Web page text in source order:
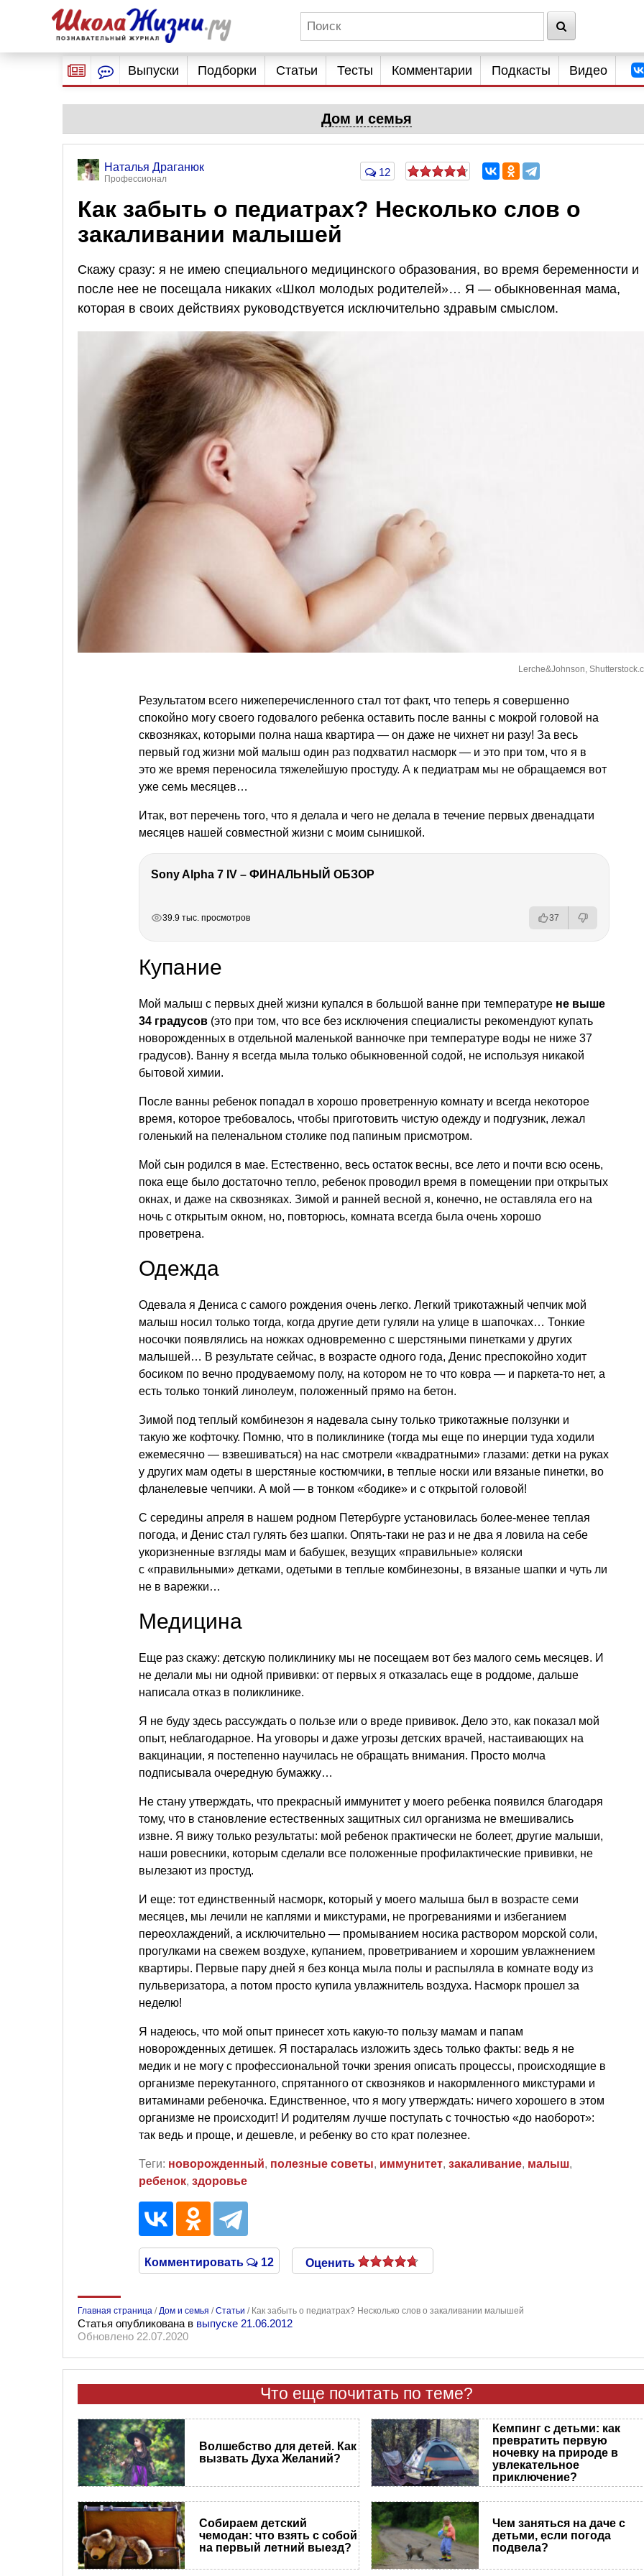
Выпуски Подборки Статьи Тесты Комментарии Подкасты Видео
Дом и семья
Наталья Драганюк
Профессионал
12
Как забыть о педиатрах? Несколько слов о
закаливании малышей
Скажу сразу: я не имею специального медицинского образования, во время беременности и
после нее не посещала никаких «Школ молодых родителей»… Я — обыкновенная мама,
которая в своих действиях руководствуется исключительно здравым смыслом.
Lerche&Johnson,
Результатом всего нижеперечисленного стал тот факт, что теперь я совершенно
спокойно могу своего годовалого ребенка оставить после ванны с мокрой головой на
сквозняках, которыми полна наша квартира — он даже не чихнет ни разу! За весь
первый год жизни мой малыш один раз подхватил насморк — и это при том, что я в
это же время переносила тяжелейшую простуду. А к педиатрам мы не обращаемся вот
уже семь месяцев…
Итак, вот перечень того, что я делала и чего не делала в течение первых двенадцати
месяцев нашей совместной жизни с моим сынишкой.
Sony Alpha 7 IV – ФИНАЛЬНЫЙ ОБЗОР
39.9 тыс. просмотров 37
Купание
Мой малыш с первых дней жизни купался в большой ванне при температуре не выше
34 градусов (это при том, что все без исключения специалисты рекомендуют купать
новорожденных в отдельной маленькой ванночке при температуре воды не ниже 37
градусов). Ванну я всегда мыла только обыкновенной содой, не используя никакой
бытовой химии.
После ванны ребенок попадал в хорошо проветренную комнату и всегда некоторое
время, которое требовалось, чтобы приготовить чистую одежду и подгузник, лежал
голенький на пеленальном столике под папиным присмотром.
Мой сын родился в мае. Естественно, весь остаток весны, все лето и почти всю осень,
пока еще было достаточно тепло, ребенок проводил время в помещении при открытых
окнах, и даже на сквозняках. Зимой и ранней весной я, конечно, не оставляла его на
ночь с открытым окном, но, повторюсь, комната всегда была очень хорошо
проветрена.
Одежда
Одевала я Дениса с самого рождения очень легко. Легкий трикотажный чепчик мой
малыш носил только тогда, когда другие дети гуляли на улице в шапочках… Тонкие
носочки появлялись на ножках одновременно с шерстяными пинетками у других
малышей… В результате сейчас, в возрасте одного года, Денис преспокойно ходит
босиком по вечно продуваемому полу, на котором не то что ковра — и паркета-то нет, а
есть только тонкий линолеум, положенный прямо на бетон.
Зимой под теплый комбинезон я надевала сыну только трикотажные ползунки и
такую же кофточку. Помню, что в поликлинике (тогда мы еще по инерции туда ходили
ежемесячно — взвешиваться) на нас смотрели «квадратными» глазами: детки на руках
у других мам одеты в шерстяные костюмчики, в теплые носки или вязаные пинетки, во
фланелевые чепчики. А мой — в тонком «бодике» и с открытой головой!
С середины апреля в нашем родном Петербурге установилась более-менее теплая
погода, и Денис стал гулять без шапки. Опять-таки не раз и не два я ловила на себе
укоризненные взгляды мам и бабушек, везущих «правильные» коляски
с «правильными» детками, одетыми в теплые комбинезоны, в вязаные шапки и чуть ли
не в варежки…
Медицина
Еще раз скажу: детскую поликлинику мы не посещаем вот без малого семь месяцев. И
не делали мы ни одной прививки: от первых я отказалась еще в роддоме, дальше
написала отказ в поликлинике.
Я не буду здесь рассуждать о пользе или о вреде прививок. Дело это, как показал мой
опыт, неблагодарное. На уговоры и даже угрозы детских врачей, настаивающих на
вакцинации, я постепенно научилась не обращать внимания. Просто молча
подписывала очередную бумажку…
Не стану утверждать, что прекрасный иммунитет у моего ребенка появился благодаря
тому, что в становление естественных защитных сил организма не вмешивались
извне. Я вижу только результаты: мой ребенок практически не болеет, другие малыши,
наши ровесники, которым сделали все положенные профилактические прививки, не
вылезают из простуд.
И еще: тот единственный насморк, который у моего малыша был в возрасте семи
месяцев, мы лечили не каплями и микстурами, не прогреваниями и избеганием
переохлаждений, а исключительно — промыванием носика раствором морской соли,
прогулками на свежем воздухе, купанием, проветриванием и хорошим увлажнением
квартиры. Первые пару дней я без конца мыла полы и распыляла в комнате воду из
пульверизатора, а потом просто купила увлажнитель воздуха. Насморк прошел за
неделю!
Я надеюсь, что мой опыт принесет хоть какую-то пользу мамам и папам
новорожденных детишек. Я постаралась изложить здесь только факты: ведь я не
медик и не могу с профессиональной точки зрения описать процессы, происходящие в
организме перекутанного, спрятанного от сквозняков и накормленного микстурами и
витаминами ребеночка. Единственное, что я могу утверждать: ничего хорошего в этом
организме не происходит! И родителям лучше поступать с точностью «до наоборот»:
так ведь и проще, и дешевле, и ребенку во сто крат полезнее.
Теги: новорожденный, полезные советы, иммунитет, закаливание, малыш,
ребенок, здоровье
Комментировать 12 Оценить
Главная страница /Дом и семья /Статьи / Как забыть о педиатрах? Несколько слов о закаливании малышей
Статья опубликована в выпуске 21.06.2012
Обновлено 22.07.2020
Что еще почитать по теме?
Волшебство для детей. Как
вызвать Духа Желаний?
Кемпинг с детьми: как
превратить первую
ночевку на природе в
увлекательное
приключение?
Собираем детский
чемодан: что взять с собой
на первый летний выезд?
Чем заняться на даче с
детьми, если погода
подвела?